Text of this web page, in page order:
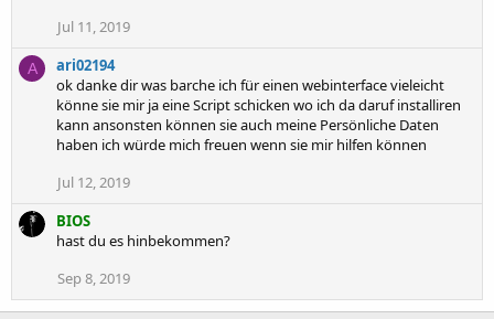
Jul 11, 2019
A
ari02194
ok danke dir was barche ich für einen webinterface vieleicht
könne sie mir ja eine Script schicken wo ich da daruf installiren
kann ansonsten können sie auch meine Persönliche Daten
haben ich würde mich freuen wenn sie mir hilfen können
Jul 12, 2019
BIOS
hast du es hinbekommen?
Sep 8, 2019